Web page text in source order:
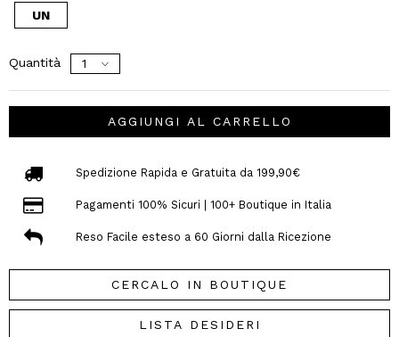
UN
Quantità
AGGIUNGI AL CARRELLO
Spedizione Rapida e Gratuita da 199,90€
Pagamenti 100% Sicuri | 100+ Boutique in Italia
Reso Facile esteso a 60 Giorni dalla Ricezione
CERCALO IN BOUTIQUE
LISTA DESIDERI